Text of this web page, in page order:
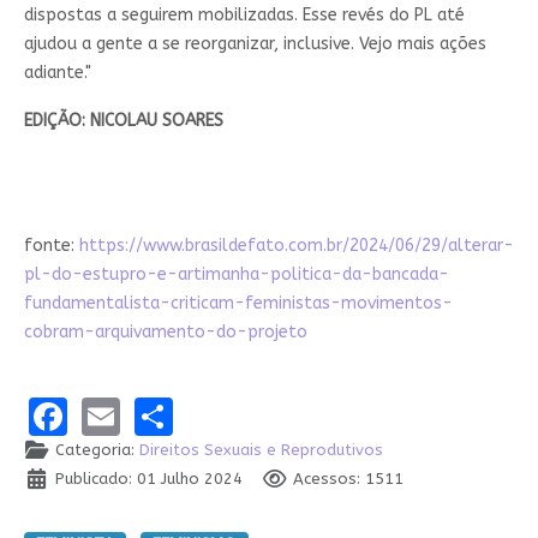
dispostas a seguirem mobilizadas. Esse revés do PL até
ajudou a gente a se reorganizar, inclusive. Vejo mais ações
adiante."
EDIÇÃO: NICOLAU SOARES
fonte: https://www.brasildefato.com.br/2024/06/29/alterar-
pl-do-estupro-e-artimanha-politica-da-bancada-
fundamentalista-criticam-feministas-movimentos-
cobram-arquivamento-do-projeto
Facebook
EmailShare
Categoria: Direitos Sexuais e Reprodutivos
Publicado: 01 Julho 2024
Acessos: 1511